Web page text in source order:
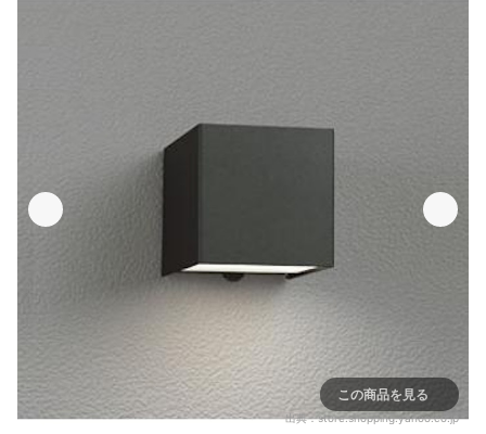
この商品を見る
出典：store.shopping.yahoo.co.jp